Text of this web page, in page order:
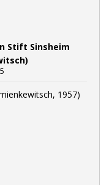
Stift Sinsheim